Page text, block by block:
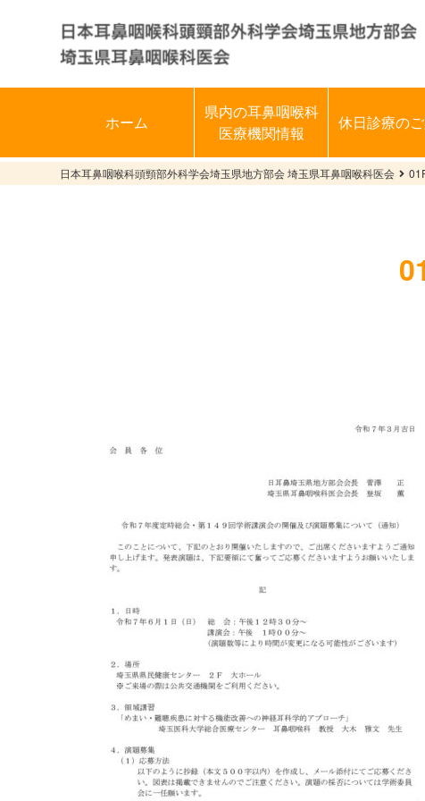
ホーム
県内の耳鼻咽喉科
医療機関情報
休日診療の
日本耳鼻咽喉科頭頸部外科学会埼玉県地方部会 埼玉県耳鼻咽喉科医会